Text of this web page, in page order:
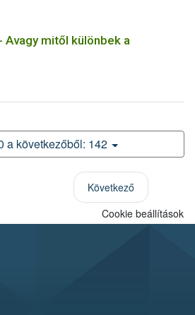
mitől különbek a
a következőből: 142
Következő
Cookie beállítások